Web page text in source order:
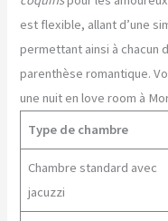
est flexible, allant d’une
permettant ainsi à
parenthèse romantique.
une nuit en love room à
Type de chambre
Chambre standard avec
jacuzzi